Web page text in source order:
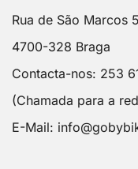
Rua de São Marcos
4700-328 Braga
Contacta-nos: 253
(Chamada para a
E-Mail: